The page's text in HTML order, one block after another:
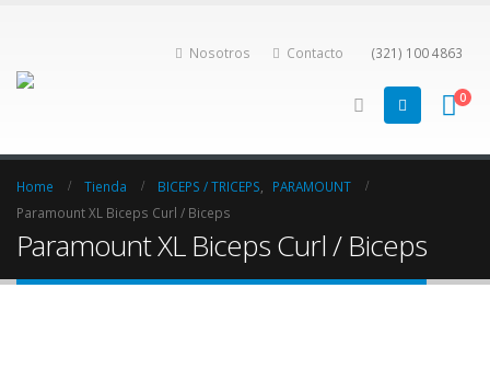
Nosotros Contacto (321) 100 4863
0
Home Tienda BICEPS / TRICEPS
PARAMOUNT
Paramount XL Biceps Curl / Biceps
Paramount XL Biceps Curl / Biceps